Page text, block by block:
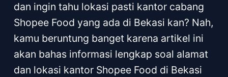
dan ingin tahu lokasi pasti kantor cabang
Shopee Food yang ada di Bekasi kan? Nah,
kamu beruntung banget karena artikel ini
akan bahas informasi lengkap soal alamat
dan lokasi kantor Shopee Food di Bekasi